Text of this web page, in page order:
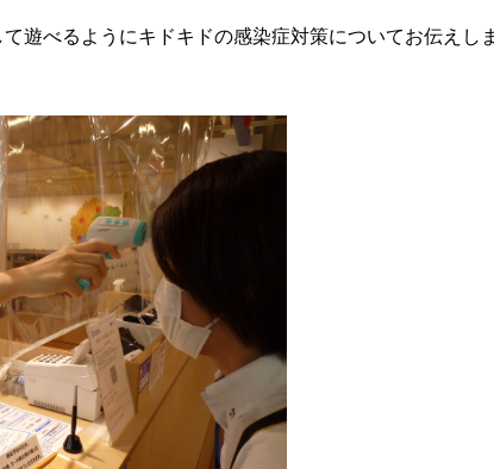
遊べるようにキドキドの感染症対策についてお伝えし